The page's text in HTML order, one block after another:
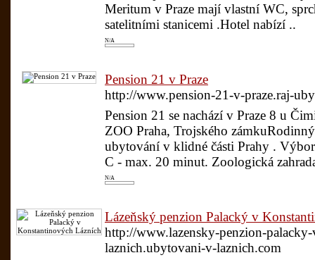
Meritum v Praze mají vlastní WC,
satelitními stanicemi .Hotel nabízí ..
N/A
Pension 21 v Praze
http://www.pension-21-v-praze.raj-
Pension 21 se nachází v Praze 8 u
ZOO Praha, Trojského
ubytování v klidné části Prahy .
C - max. 20 minut. Zoologická
N/A
Lázeňský penzion Palacký v
http://www.lazensky-penzion-
laznich.ubytovani-v-laznich.com